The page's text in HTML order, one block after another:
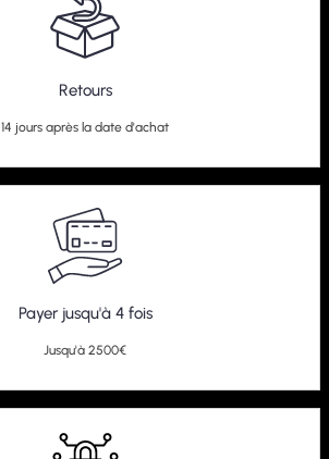
Retours
14 jours après la date d'achat
Payer jusqu'à 4 fois
Jusqu'à 2500€